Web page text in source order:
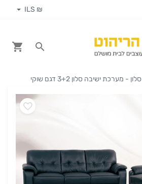
₪ ILS
סלון - מערכת ישיבה סלון 3+2 דגם שוקי